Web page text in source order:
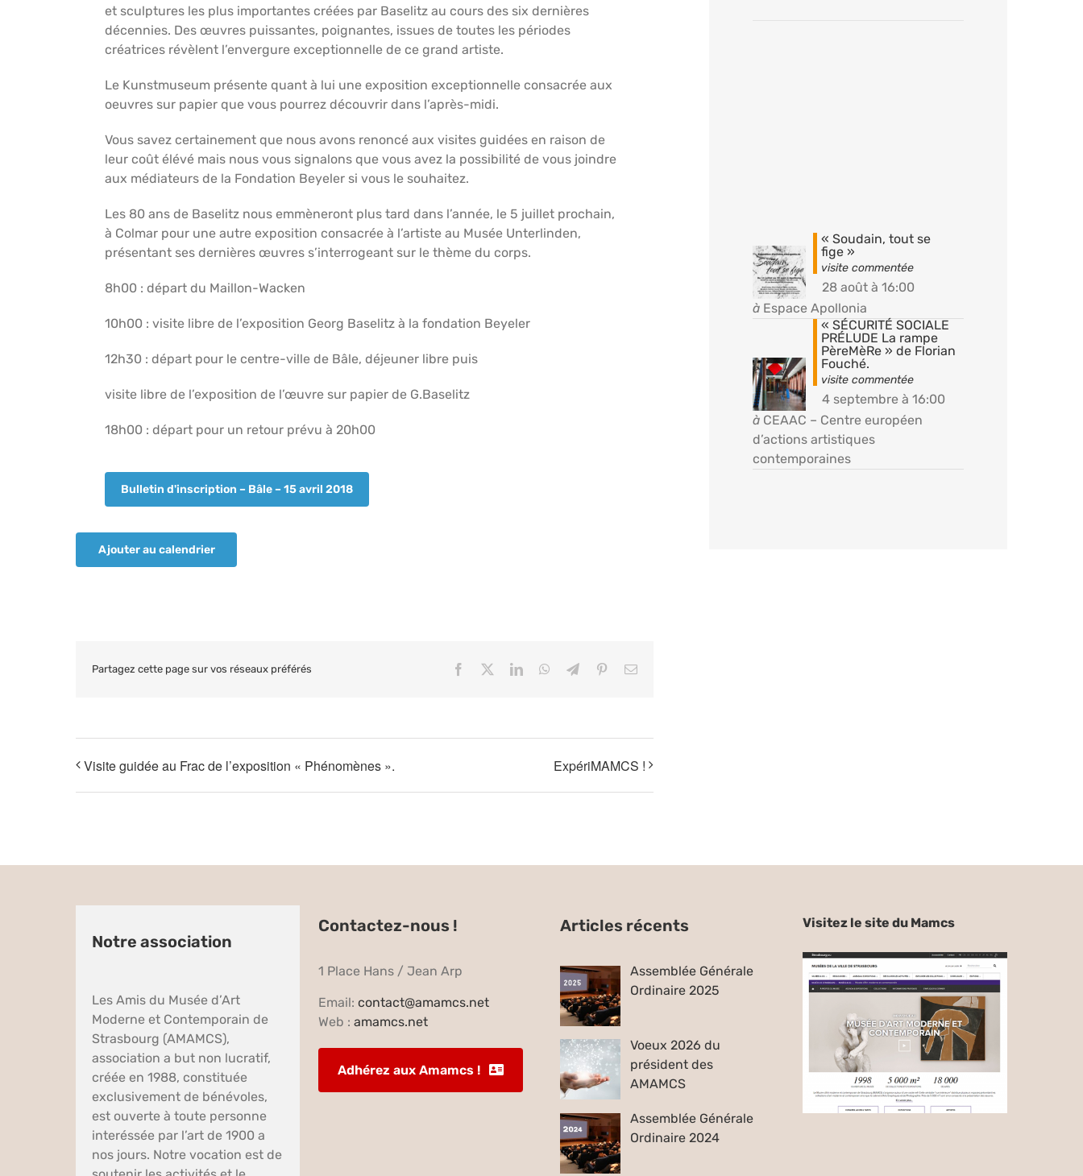
et sculptures les plus importantes créées par Baselitz au cours des six dernières
décennies. Des œuvres puissantes, poignantes, issues de toutes les périodes
créatrices révèlent l’envergure exceptionnelle de ce grand artiste.
Le Kunstmuseum présente quant à lui une exposition exceptionnelle consacrée aux
oeuvres sur papier que vous pourrez découvrir dans l’après-midi.
Vous savez certainement que nous avons renoncé aux visites guidées en raison de
leur coût élévé mais nous vous signalons que vous avez la possibilité de vous joindre
aux médiateurs de la Fondation Beyeler si vous le souhaitez.
Les 80 ans de Baselitz nous emmèneront plus tard dans l’année, le 5 juillet prochain,
à Colmar pour une autre exposition consacrée à l’artiste au Musée Unterlinden,
présentant ses dernières œuvres s’interrogeant sur le thème du corps.
8h00 : départ du Maillon-Wacken
10h00 : visite libre de l’exposition Georg Baselitz à la fondation Beyeler
12h30 : départ pour le centre-ville de Bâle, déjeuner libre puis
visite libre de l’exposition de l’œuvre sur papier de G.Baselitz
18h00 : départ pour un retour prévu à 20h00
Bulletin d'inscription – Bâle – 15 avril 2018
Ajouter au calendrier
Partagez cette page sur vos réseaux préférés Facebook LinkedInWhatsApp
TelegramPinterestEmail
Visite guidée au Frac de l’exposition « Phénomènes ». ExpériMAMCS !
« Soudain, tout se
fige »
28 août à 16:00
à Espace Apollonia
« SÉCURITÉ SOCIALE
PRÉLUDE La rampe
PèreMèRe » de Florian
Fouché.
4 septembre à 16:00
à CEAAC – Centre européen
d’actions artistiques
contemporaines
Notre association
Les Amis du Musée d’Art
Moderne et Contemporain de
Strasbourg (AMAMCS),
association a but non lucratif,
créée en 1988, constituée
exclusivement de bénévoles,
est ouverte à toute personne
interéssée par l’art de 1900 a
nos jours. Notre vocation est de
Contactez-nous !
1 Place Hans / Jean Arp
Email: contact@amamcs.net
Web : amamcs.net
Adhérez aux Amamcs !
Articles récents
Assemblée Générale
Ordinaire 2025
Voeux 2026 du
président des
AMAMCS
Assemblée Générale
Ordinaire 2024
Visitez le site du Mamcs